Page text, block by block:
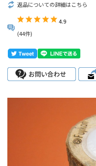
返品についての詳細はこちら
4.9
(44件)